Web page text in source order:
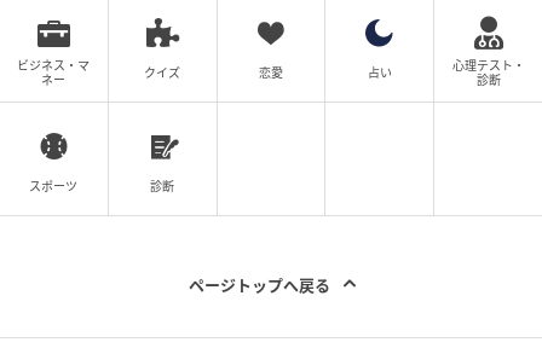
ビジネス・マ
ネー
クイズ 恋愛 占い
心理テスト・
診断
スポーツ 診断
ページトップへ戻る